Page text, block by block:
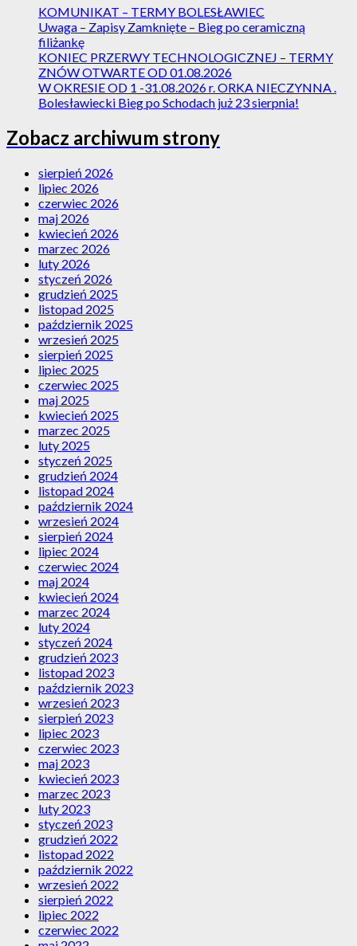
KOMUNIKAT – TERMY BOLESŁAWIEC
Uwaga – Zapisy Zamknięte – Bieg po ceramiczną
filiżankę
KONIEC PRZERWY TECHNOLOGICZNEJ – TERMY
ZNÓW OTWARTE OD 01.08.2026
W OKRESIE OD 1 -31.08.2026 r. ORKA NIECZYNNA .
Bolesławiecki Bieg po Schodach już 23 sierpnia!
Zobacz archiwum strony
sierpień 2026
lipiec 2026
czerwiec 2026
maj 2026
kwiecień 2026
marzec 2026
luty 2026
styczeń 2026
grudzień 2025
listopad 2025
październik 2025
wrzesień 2025
sierpień 2025
lipiec 2025
czerwiec 2025
maj 2025
kwiecień 2025
marzec 2025
luty 2025
styczeń 2025
grudzień 2024
listopad 2024
październik 2024
wrzesień 2024
sierpień 2024
lipiec 2024
czerwiec 2024
maj 2024
kwiecień 2024
marzec 2024
luty 2024
styczeń 2024
grudzień 2023
listopad 2023
październik 2023
wrzesień 2023
sierpień 2023
lipiec 2023
czerwiec 2023
maj 2023
kwiecień 2023
marzec 2023
luty 2023
styczeń 2023
grudzień 2022
listopad 2022
październik 2022
wrzesień 2022
sierpień 2022
lipiec 2022
czerwiec 2022